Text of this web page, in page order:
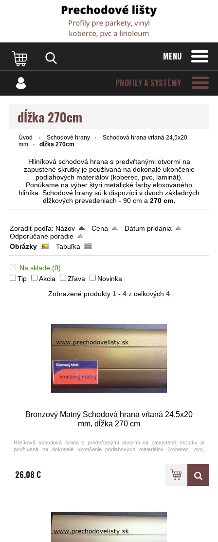
MENU
PROFILY A SYSTÉMY
dĺžka 270cm
Úvod Schodové hrany
Schodová hrana vŕtaná 24,5x20
mm
dĺžka 270cm
Hliníková schodová hrana s predvŕtanými otvormi na
zapustené skrutky je používaná na dokonalé ukončenie
podlahových materiálov (koberec, pvc, laminát).
Ponúkame na výber štyri metalické farby eloxovaného
hliníka. Schodové hrany sú k dispozícii v dvoch základných
dĺžkových prevedeniach - 90 cm a 270 cm.
Zoradiť podľa: Názov Cena
Dátum pridania
Odporúčané poradie
Obrázky
Tabuľka
Na sklade (0)
Tip
Akcia Zľava
Novinka
Zobrazené produkty 1 - 4 z celkových 4
Bronzový Matný Schodová hrana vŕtaná 24,5x20
mm, dĺžka 270 cm
Hliníková schodová hrana s predvŕtanými otvormi na zapustené skrutky je
používaná na dokonalé ukončenie podlahových materiálov (koberec, pvc,
Schodové hrany sú k dispozícii v dvoch základných dĺžkových prevedeniach -
26,08 €
Dvere Podlahy